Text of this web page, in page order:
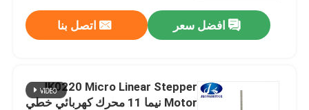
افضل سعر اتصل بنا
JK0220 Micro Linear Stepper
Motor نيما 11 محرك كهربائي خطي